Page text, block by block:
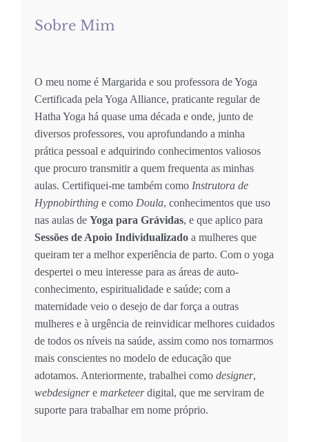
Sobre Mim
O meu nome é Margarida e sou professora de Yoga
Certificada pela Yoga Alliance, praticante regular de
Hatha Yoga há quase uma década e onde, junto de
diversos professores, vou aprofundando a minha
prática pessoal e adquirindo conhecimentos valiosos
que procuro transmitir a quem frequenta as minhas
aulas. Certifiquei-me também como Instrutora de
Hypnobirthing e como Doula, conhecimentos que uso
nas aulas de Yoga para Grávidas, e que aplico para
Sessões de Apoio Individualizado a mulheres que
queiram ter a melhor experiência de parto. Com o yoga
despertei o meu interesse para as áreas de auto-
conhecimento, espiritualidade e saúde; com a
maternidade veio o desejo de dar força a outras
mulheres e à urgência de reinvidicar melhores cuidados
de todos os níveis na saúde, assim como nos tornarmos
mais conscientes no modelo de educação que
adotamos. Anteriormente, trabalhei como designer,
webdesignere marketeerdigital, que me serviram de
suporte para trabalhar em nome próprio.